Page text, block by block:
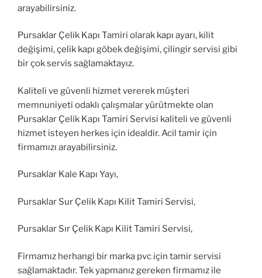
arayabilirsiniz.
Pursaklar Çelik Kapı Tamiri olarak kapı ayarı, kilit
değişimi, çelik kapı göbek değişimi, çilingir servisi gibi
bir çok servis sağlamaktayız.
Kaliteli ve güvenli hizmet vererek müşteri
memnuniyeti odaklı çalışmalar yürütmekte olan
Pursaklar Çelik Kapı Tamiri Servisi kaliteli ve güvenli
hizmet isteyen herkes için idealdir. Acil tamir için
firmamızı arayabilirsiniz.
Pursaklar Kale Kapı Yayı,
Pursaklar Sur Çelik Kapı Kilit Tamiri Servisi,
Pursaklar Sır Çelik Kapı Kilit Tamiri Servisi,
Firmamız herhangi bir marka pvc için tamir servisi
sağlamaktadır. Tek yapmanız gereken firmamız ile